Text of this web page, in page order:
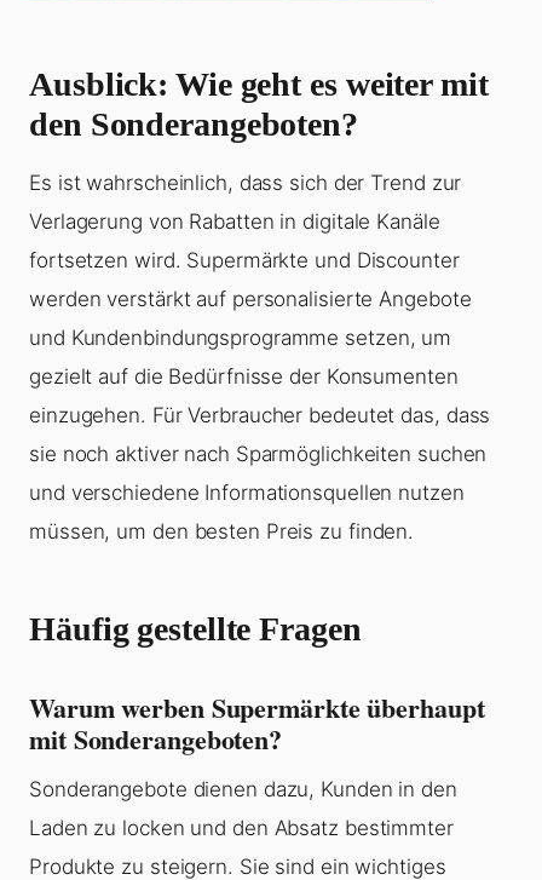
Ausblick: Wie geht es weiter mit
den Sonderangeboten?
Es ist wahrscheinlich, dass sich der Trend zur
Verlagerung von Rabatten in digitale Kanäle
fortsetzen wird. Supermärkte und Discounter
werden verstärkt auf personalisierte Angebote
und Kundenbindungsprogramme setzen, um
gezielt auf die Bedürfnisse der Konsumenten
einzugehen. Für Verbraucher bedeutet das, dass
sie noch aktiver nach Sparmöglichkeiten suchen
und verschiedene Informationsquellen nutzen
müssen, um den besten Preis zu finden.
Häufig gestellte Fragen
Warum werben Supermärkte überhaupt
mit Sonderangeboten?
Sonderangebote dienen dazu, Kunden in den
Laden zu locken und den Absatz bestimmter
Produkte zu steigern. Sie sind ein wichtiges